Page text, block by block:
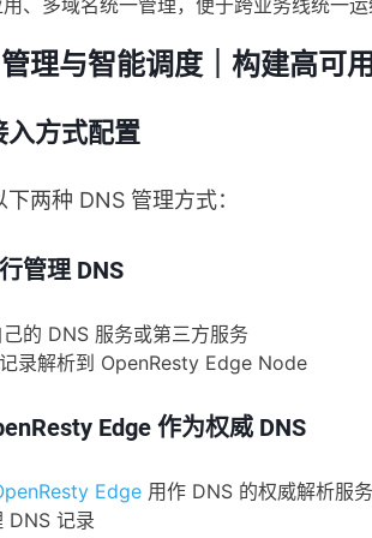
、多域名统一管理，便于跨业务线统一运
管理与智能调度｜构建高可
入方式配置
两种 DNS 管理方式：
管理 DNS
的 DNS 服务或第三方服务
录解析到 OpenResty Edge Node
Edge 作为权威 DNS
Edge 用作 DNS 的权威解析服
DNS 记录